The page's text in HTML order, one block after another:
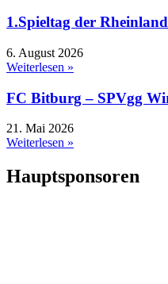
1.Spieltag der
6. August 2026
Weiterlesen »
FC Bitburg – SPVgg
21. Mai 2026
Weiterlesen »
Hauptsponsoren